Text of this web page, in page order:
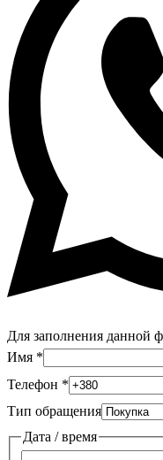
Для заполнения данной
Имя *
Телефон *
Тип обращения
Дата / время